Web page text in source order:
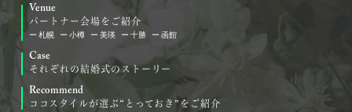
Venue
パートナー会場をご紹介
札幌 小樽 美瑛 十勝 函館
Case
それぞれの結婚式のストーリー
Recommend
ココスタイルが選ぶ“とっておき”をご紹介